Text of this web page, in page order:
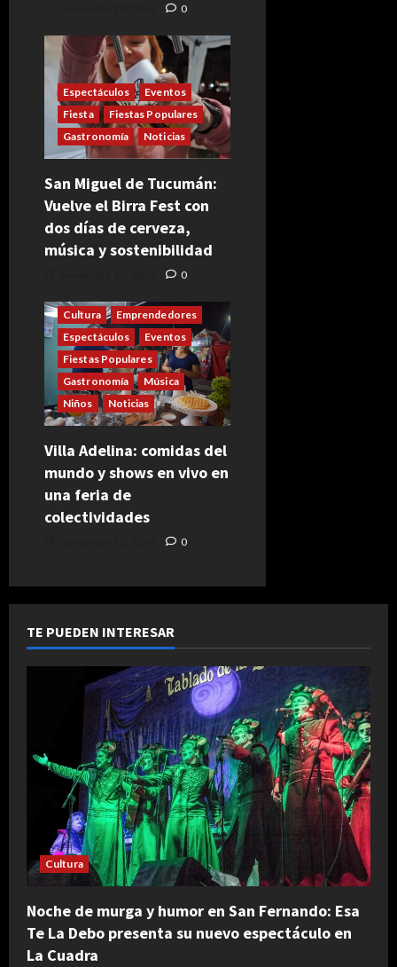
0
Espectáculos
Eventos
Fiesta
Fiestas Populares
Gastronomía
Noticias
San Miguel de Tucumán:
Vuelve el Birra Fest con
dos días de cerveza,
música y sostenibilidad
0
Cultura
Emprendedores
Espectáculos
Eventos
Fiestas Populares
Gastronomía
Música
Niños
Noticias
Villa Adelina: comidas del
mundo y shows en vivo en
una feria de
colectividades
0
TE PUEDEN INTERESAR
Cultura
Noche de murga y humor en San Fernando: Esa
Te La Debo presenta su nuevo espectáculo en
La Cuadra